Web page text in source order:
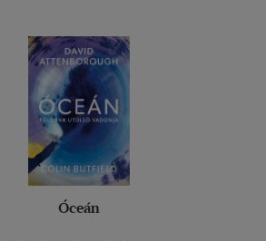
Óceán